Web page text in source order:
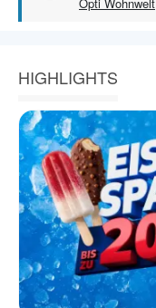
HIGHLIGHTS